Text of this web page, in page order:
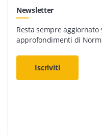
Newsletter
Resta sempre
approfondimenti di
Iscriviti